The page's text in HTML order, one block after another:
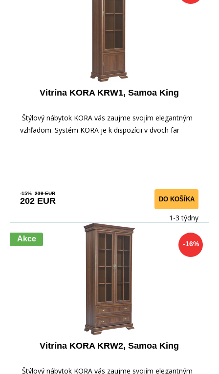
Vitrína KORA KRW1, Samoa King
Štýlový nábytok KORA vás zaujme svojím elegantným
vzhľadom. Systém KORA je k dispozícii v dvoch far
-15% 239 EUR
202 EUR DO KOŠÍKA
1-3 týdny
-16%
Akce
Vitrína KORA KRW2, Samoa King
Štýlový nábytok KORA vás zaujme svojím elegantným